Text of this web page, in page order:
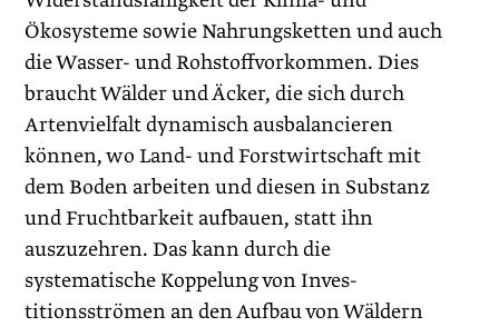
Ökosysteme sowie Nahrungsketten und auch
die Wasser- und Rohstoffvorkommen. Dies
braucht Wälder und Äcker, die sich durch
Artenvielfalt dynamisch ausbalancieren
können, wo Land- und Forstwirtschaft mit
dem Boden arbeiten und diesen in Substanz
und Fruchtbarkeit aufbauen, statt ihn
auszuzehren. Das kann durch die
systematische Koppelung von Inves­
titionsströmen an den Aufbau von Wäldern